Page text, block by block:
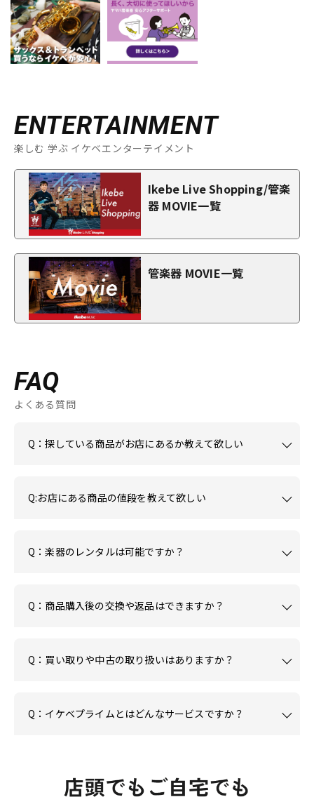
ENTERTAINMENT
楽しむ 学ぶ イケベエンターテイメント
Ikebe Live Shopping/管楽
器 MOVIE一覧
管楽器 MOVIE一覧
FAQ
よくある質問
Q：探している商品がお店にあるか教えて欲しい
Q:お店にある商品の値段を教えて欲しい
Q：楽器のレンタルは可能ですか？
Q：商品購入後の交換や返品はできますか？
Q：買い取りや中古の取り扱いはありますか？
Q：イケベプライムとはどんなサービスですか？